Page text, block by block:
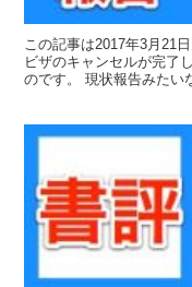
この記事は2017年3月21
ビザのキャンセルが完了
のです。 現状報告みたい
も投稿する事にしました